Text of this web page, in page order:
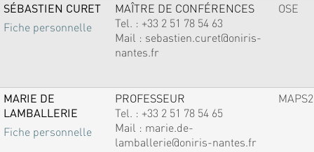
SÉBASTIEN CURET
Fiche personnelle
MAÎTRE DE CONFÉRENCES
Tel. : +33 2 51 78 54 63
Mail : sebastien.curet@oniris-
nantes.fr
OSE
MARIE DE
LAMBALLERIE
Fiche personnelle
PROFESSEUR
Tel. : +33 2 51 78 54 65
Mail : marie.de-
lamballerie@oniris-nantes.fr
MAPS2